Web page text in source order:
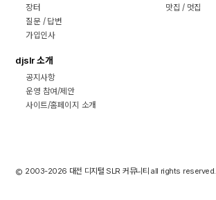
장터
질문 / 답변
가입인사
맛집 / 멋집
djslr 소개
공지사항
운영 참여/제안
사이트/홈페이지 소개
2003-2026 대전 디지털 SLR 커뮤니티 all rights reserved.